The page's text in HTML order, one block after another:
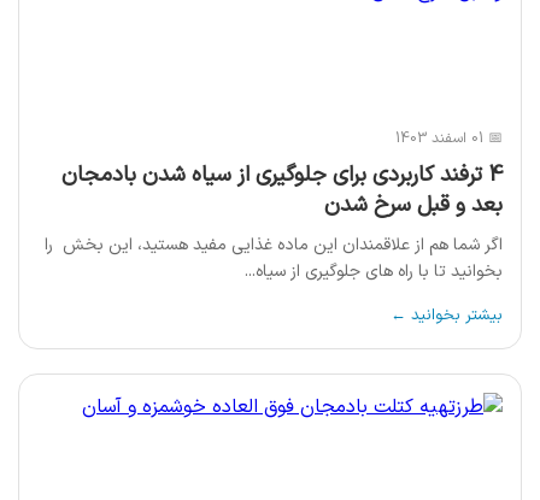
📅 01 اسفند 1403
4 ترفند کاربردی برای جلوگیری از سیاه شدن بادمجان
بعد و قبل سرخ شدن
اگر شما هم از علاقمندان این ماده غذایی مفید هستید، این بخش را
بخوانید تا با راه های جلوگیری از سیاه...
بیشتر بخوانید ←